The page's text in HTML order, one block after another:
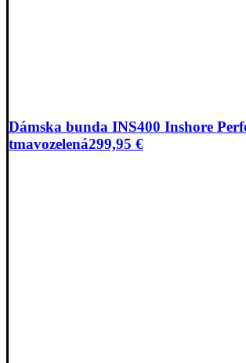
Dámska bunda INS400 Inshore
tmavozelená299,95 €